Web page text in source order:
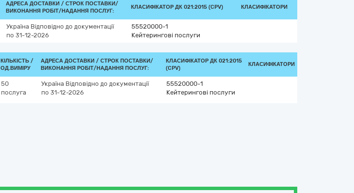
АДРЕСА ДОСТАВКИ / СТРОК ПОСТАВКИ/
ВИКОНАННЯ РОБІТ/НАДАННЯ ПОСЛУГ:
КЛАСИФІКАТОР ДК 021:2015 (CPV) КЛАСИФІКАТОРИ
Україна Відповідно до документації
по 31-12-2026
55520000-1
Кейтерингові послуги
КІЛЬКІСТЬ /
ОД.ВИМІРУ
АДРЕСА ДОСТАВКИ / СТРОК ПОСТАВКИ/
ВИКОНАННЯ РОБІТ/НАДАННЯ ПОСЛУГ:
КЛАСИФІКАТОР ДК 021:2015
(CPV)
КЛАСИФІКАТОРИ
50
послуга
Україна Відповідно до документації
по 31-12-2026
55520000-1
Кейтерингові послуги